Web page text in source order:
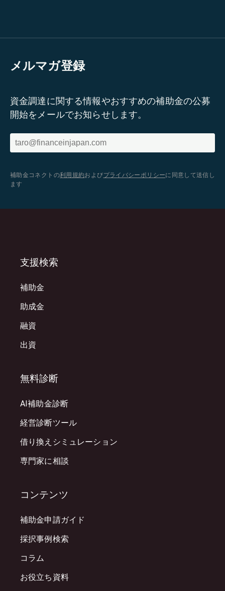
メルマガ登録
資金調達に関する情報やおすすめの補助金の公募
開始をメールでお知らせします。
補助金コネクトの利用規約およびプライバシーポリシーに同意して送信し
ます
支援検索
補助金
助成金
融資
出資
無料診断
AI補助金診断
経営診断ツール
借り換えシミュレーション
専門家に相談
コンテンツ
補助金申請ガイド
採択事例検索
コラム
お役立ち資料